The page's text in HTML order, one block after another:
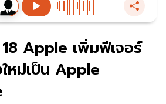
Apple เพิ่มฟีเจอร์
หม่เป็น Apple